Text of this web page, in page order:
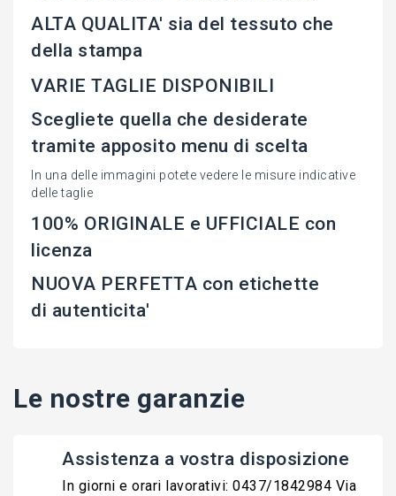
ALTA QUALITA' sia del tessuto che
della stampa
VARIE TAGLIE DISPONIBILI
Scegliete quella che desiderate
tramite apposito menu di scelta
In una delle immagini potete vedere le misure indicative
delle taglie
100% ORIGINALE e UFFICIALE con
licenza
NUOVA PERFETTA con etichette
di autenticita'
Le nostre garanzie
Assistenza a vostra disposizione
In giorni e orari lavorativi: 0437/1842984 Via